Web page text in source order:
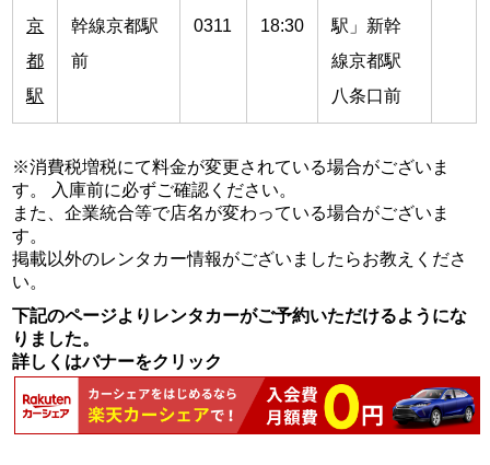
京
都
駅
幹線京都駅
前
0311
18:30
駅」新幹
線京都駅
八条口前
※消費税増税にて料金が変更されている場合がございま
す。 入庫前に必ずご確認ください。
また、企業統合等で店名が変わっている場合がございま
す。
掲載以外のレンタカー情報がございましたらお教えくださ
い。
下記のページよりレンタカーがご予約いただけるようにな
りました。
詳しくはバナーをクリック